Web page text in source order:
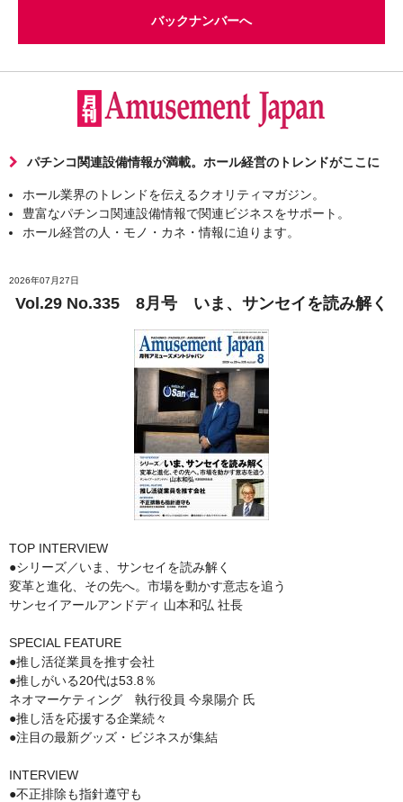
バックナンバーへ
パチンコ関連設備情報が満載。ホール経営のトレンドがここに
ホール業界のトレンドを伝えるクオリティマガジン。
豊富なパチンコ関連設備情報で関連ビジネスをサポート。
ホール経営の人・モノ・カネ・情報に迫ります。
2026年07月27日
Vol.29 No.335 8月号 いま、サンセイを読み解く
TOP INTERVIEW
●シリーズ／いま、サンセイを読み解く
変革と進化、その先へ。市場を動かす意志を追う
サンセイアールアンドディ 山本和弘 社長
SPECIAL FEATURE
●推し活従業員を推す会社
●推しがいる20代は53.8％
ネオマーケティング 執行役員 今泉陽介 氏
●推し活を応援する企業続々
●注目の最新グッズ・ビジネスが集結
INTERVIEW
●不正排除も指針遵守も